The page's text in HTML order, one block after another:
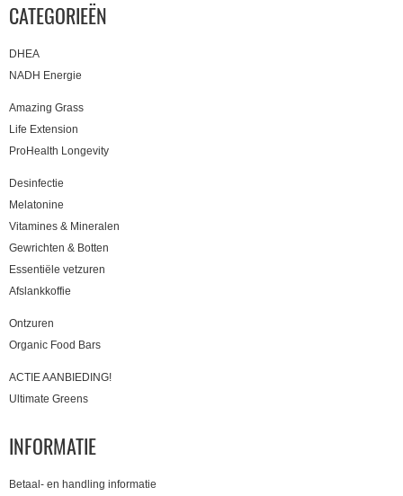
CATEGORIEËN
DHEA
NADH Energie
Amazing Grass
Life Extension
ProHealth Longevity
Desinfectie
Melatonine
Vitamines & Mineralen
Gewrichten & Botten
Essentiële vetzuren
Afslankkoffie
Ontzuren
Organic Food Bars
ACTIE AANBIEDING!
Ultimate Greens
INFORMATIE
Betaal- en handling informatie